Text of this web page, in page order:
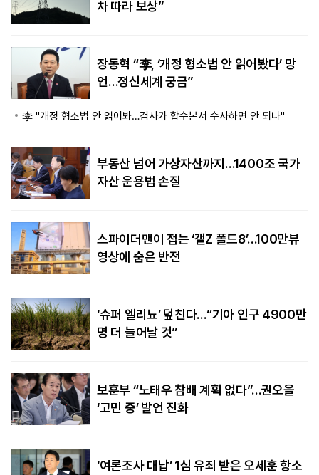
차 따라 보상”
장동혁 “李, ‘개정 형소법 안 읽어봤다’ 망
언…정신세계 궁금”
李 "개정 형소법 안 읽어봐…검사가 합수본서 수사하면 안 되나"
부동산 넘어 가상자산까지…1400조 국가
자산 운용법 손질
스파이더맨이 접는 ‘갤Z 폴드8’…100만뷰
영상에 숨은 반전
‘슈퍼 엘리뇨’ 덮친다…“기아 인구 4900만
명 더 늘어날 것”
보훈부 “노태우 참배 계획 없다”…권오을
‘고민 중’ 발언 진화
‘여론조사 대납’ 1심 유죄 받은 오세훈 항소